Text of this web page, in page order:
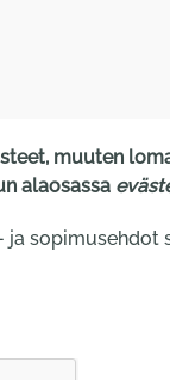
muuten
alaosassa
sopimusehdot